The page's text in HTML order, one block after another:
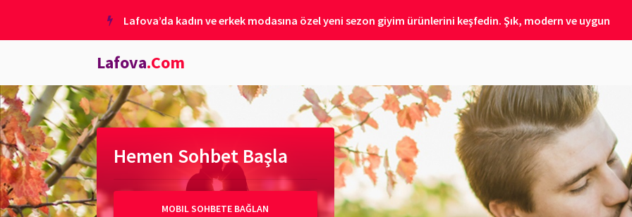
Lafova’da kadın ve erkek modasına özel yeni sezon giyim ürünlerini keşfedin. Şık, modern ve uygun
Lafova.Com
Hemen Sohbet Başla
MOBIL SOHBETE BAĞLAN